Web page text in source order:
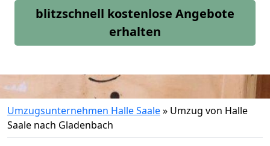
blitzschnell kostenlose Angebote
erhalten
Umzugsunternehmen Halle Saale» Umzug von Halle
Saale nach Gladenbach